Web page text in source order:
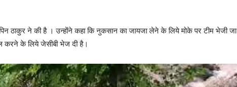
ठाकुर ने की है । उन्होंने कहा कि नुकसान का जायजा लेने के लिये मोके पर टीम भेजी जा
करने के लिये जेसीबी भेज दी है।